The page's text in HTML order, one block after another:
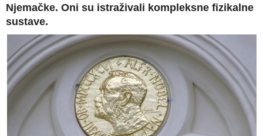
Njemačke. Oni su istraživali kompleksne fizikalne
sustave.